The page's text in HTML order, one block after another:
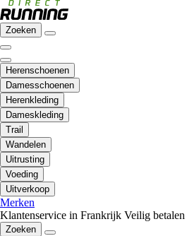
Zoeken
Herenschoenen
Damesschoenen
Herenkleding
Dameskleding
Trail
Wandelen
Uitrusting
Voeding
Uitverkoop
Merken
Klantenservice in Frankrijk Veilig betalen
Zoeken